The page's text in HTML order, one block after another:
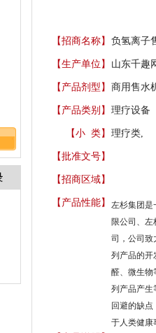
【招商名称】 负氢离子
【生产单位】 山东千趣
【产品剂型】 商用售水
【产品类别】 理疗设备
【小 类】 理疗类,
【批准文号】
【招商区域】
【产品性能】
左杉集团是
限公司、
司，公司致
列产品的开
醛、微生物
列产品产生
回避的缺
于人类健康